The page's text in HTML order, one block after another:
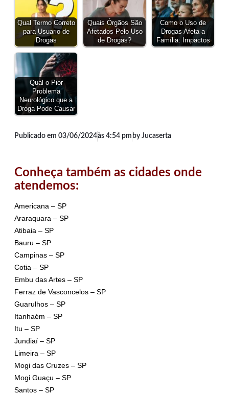
Qual Termo Correto
para Usuario de
Drogas
Quais Órgãos São
Afetados Pelo Uso
de Drogas?
Como o Uso de
Drogas Afeta a
Família: Impactos
Qual o Pior
Problema
Neurológico que a
Droga Pode Causar
Publicado em 03/06/2024às 4:54 pm by Jucaserta
Conheça também as cidades onde
atendemos:
Americana – SP
Araraquara – SP
Atibaia – SP
Bauru – SP
Campinas – SP
Cotia – SP
Embu das Artes – SP
Ferraz de Vasconcelos – SP
Guarulhos – SP
Itanhaém – SP
Itu – SP
Jundiaí – SP
Limeira – SP
Mogi das Cruzes – SP
Mogi Guaçu – SP
Santos – SP